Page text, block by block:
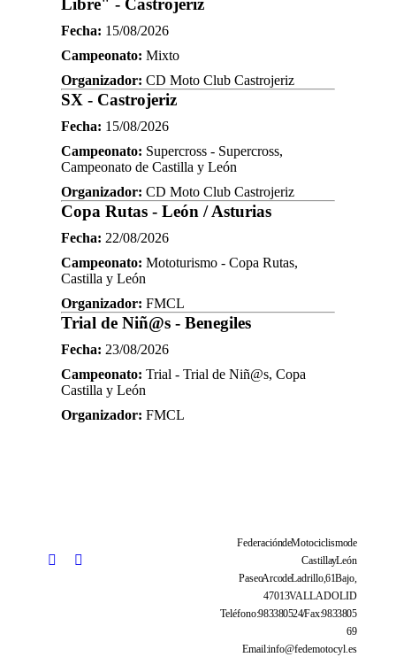
Libre" - Castrojeriz
Fecha: 15/08/2026
Campeonato: Mixto
Organizador: CD Moto Club Castrojeriz
SX - Castrojeriz
Fecha: 15/08/2026
Campeonato: Supercross - Supercross,
Campeonato de Castilla y León
Organizador: CD Moto Club Castrojeriz
Copa Rutas - León / Asturias
Fecha: 22/08/2026
Campeonato: Mototurismo - Copa Rutas,
Castilla y León
Organizador: FMCL
Trial de Niñ@s - Benegiles
Fecha: 23/08/2026
Campeonato: Trial - Trial de Niñ@s, Copa
Castilla y León
Organizador: FMCL
Federación de Motociclismo de
Castilla y León
Paseo Arco de Ladrillo, 61 Bajo,
47013 VALLADOLID
Teléfono: 983 38 05 24 / Fax: 983 38 05
69
Email: info@fedemotocyl.es